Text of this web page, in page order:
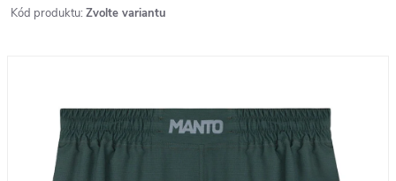
Kód produktu: Zvolte variantu